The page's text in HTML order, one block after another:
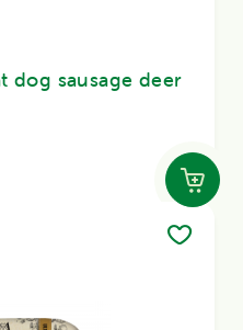
dog sausage deer